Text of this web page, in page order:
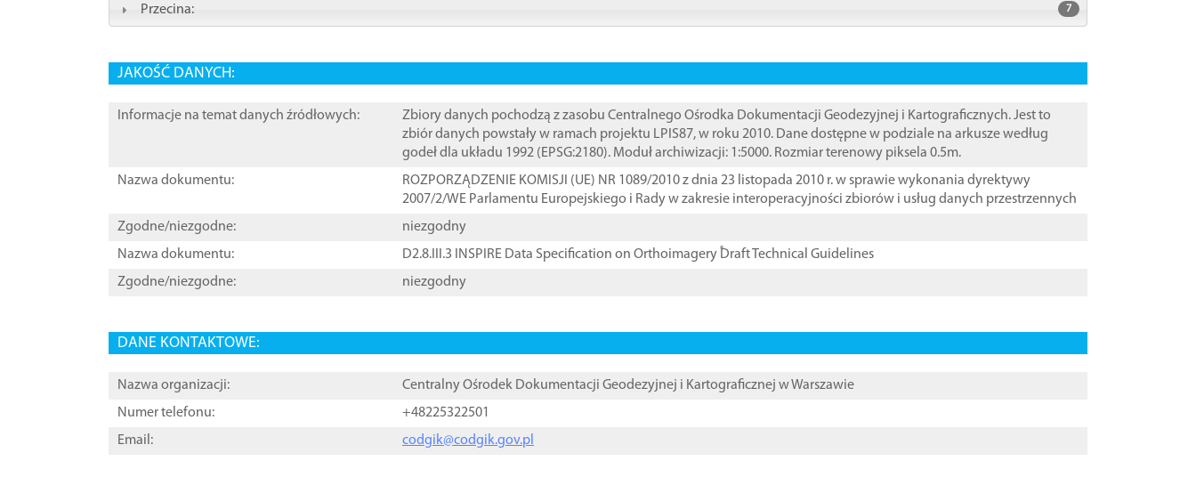
Przecina: 7
JAKOŚĆ DANYCH:
Informacje na temat danych źródłowych:
Zbiory danych pochodzą z zasobu Centralnego Ośrodka Dokumentacji Geodezyjnej i Kartograficznych. Jest to
zbiór danych powstały w ramach projektu LPIS87, w roku 2010. Dane dostępne w podziale na arkusze według
godeł dla układu 1992 (EPSG:2180). Moduł archiwizacji: 1:5000. Rozmiar terenowy piksela 0.5m.
Nazwa dokumentu:
ROZPORZĄDZENIE KOMISJI (UE) NR 1089/2010 z dnia 23 listopada 2010 r. w sprawie wykonania dyrektywy
2007/2/WE Parlamentu Europejskiego i Rady w zakresie interoperacyjności zbiorów i usług danych przestrzennych
Zgodne/niezgodne:
niezgodny
Nazwa dokumentu:
D2.8.III.3 INSPIRE Data Specification on Orthoimagery ֠Draft Technical Guidelines
Zgodne/niezgodne:
niezgodny
DANE KONTAKTOWE:
Nazwa organizacji:
Centralny Ośrodek Dokumentacji Geodezyjnej i Kartograficznej w Warszawie
Numer telefonu:
+48225322501
Email:
codgik@codgik.gov.pl